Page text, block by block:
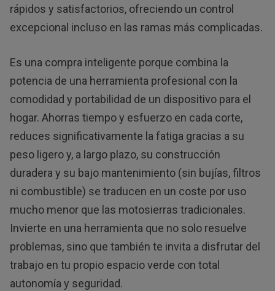
rápidos y satisfactorios, ofreciendo un control
excepcional incluso en las ramas más complicadas.
Es una compra inteligente porque combina la
potencia de una herramienta profesional con la
comodidad y portabilidad de un dispositivo para el
hogar. Ahorras tiempo y esfuerzo en cada corte,
reduces significativamente la fatiga gracias a su
peso ligero y, a largo plazo, su construcción
duradera y su bajo mantenimiento (sin bujías, filtros
ni combustible) se traducen en un coste por uso
mucho menor que las motosierras tradicionales.
Invierte en una herramienta que no solo resuelve
problemas, sino que también te invita a disfrutar del
trabajo en tu propio espacio verde con total
autonomía y seguridad.